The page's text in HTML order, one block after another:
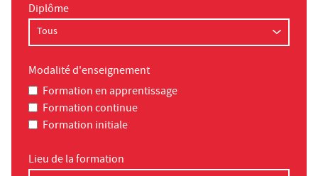
Diplôme
Modalité d'enseignement
Formation en apprentissage
Formation continue
Formation initiale
Lieu de la formation